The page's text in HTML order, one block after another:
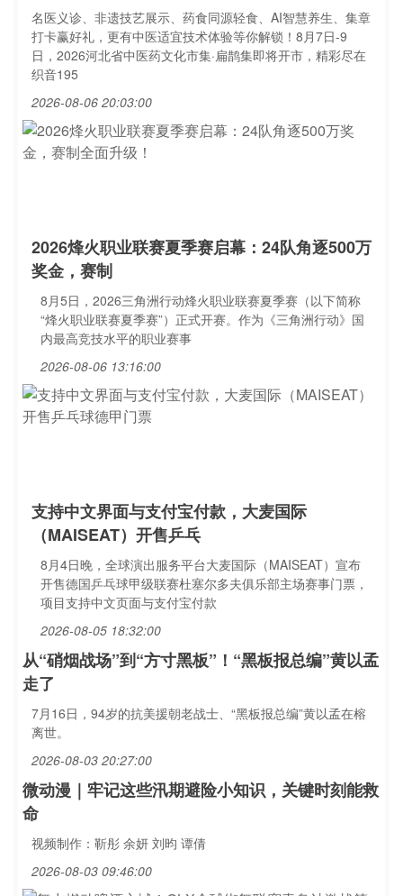
名医义诊、非遗技艺展示、药食同源轻食、AI智慧养生、集章
打卡赢好礼，更有中医适宜技术体验等你解锁！8月7日-9
日，2026河北省中医药文化市集·扁鹊集即将开市，精彩尽在
织音195
2026-08-06 20:03:00
2026烽火职业联赛夏季赛启幕：24队角逐500万
奖金，赛制
8月5日，2026三角洲行动烽火职业联赛夏季赛（以下简称
“烽火职业联赛夏季赛”）正式开赛。作为《三角洲行动》国
内最高竞技水平的职业赛事
2026-08-06 13:16:00
支持中文界面与支付宝付款，大麦国际
（MAISEAT）开售乒乓
8月4日晚，全球演出服务平台大麦国际（MAISEAT）宣布
开售德国乒乓球甲级联赛杜塞尔多夫俱乐部主场赛事门票，
项目支持中文页面与支付宝付款
2026-08-05 18:32:00
从“硝烟战场”到“方寸黑板”！“黑板报总编”黄以孟
走了
7月16日，94岁的抗美援朝老战士、“黑板报总编”黄以孟在榕
离世。
2026-08-03 20:27:00
微动漫｜牢记这些汛期避险小知识，关键时刻能救
命
视频制作：靳彤 余妍 刘昀 谭倩
2026-08-03 09:46:00